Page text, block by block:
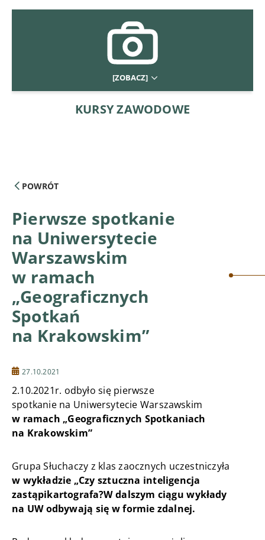
[ZOBACZ]
KURSY ZAWODOWE
POWRÓT
Pierwsze spotkanie
na Uniwersytecie
Warszawskim
w ramach
„Geograficznych
Spotkań
na Krakowskim”
27.10.2021
2.10.2021r. odbyło się pierwsze
spotkanie na Uniwersytecie Warszawskim
w ramach „Geograficznych Spotkaniach
na Krakowskim”
Grupa Słuchaczy z klas zaocznych uczestniczyła
w wykładzie „Czy sztuczna inteligencja
zastąpikartografa?W dalszym ciągu wykłady
na UW odbywają się w formie zdalnej.